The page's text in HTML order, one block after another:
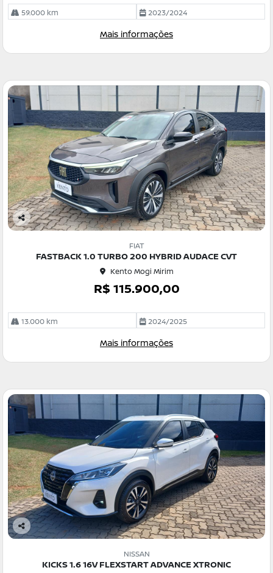
59.000 km 2023/2024
Mais informações
Co
FIAT
FASTBACK 1.0 TURBO 200 HYBRID AUDACE CVT
Kento Mogi Mirim
R$ 115.900,00
13.000 km 2024/2025
Mais informações
Co
NISSAN
KICKS 1.6 16V FLEXSTART ADVANCE XTRONIC